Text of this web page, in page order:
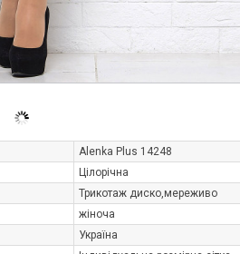
Alenka Plus 14248
Цілорічна
Трикотаж диско,мереживо
жіноча
Україна